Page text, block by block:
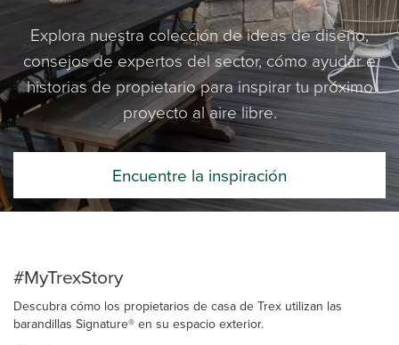
Explora nuestra colección de ideas de diseño,
consejos de expertos del sector, cómo ayudar e
historias de propietario para inspirar tu próximo
proyecto al aire libre.
Encuentre la inspiración
#MyTrexStory
Descubra cómo los propietarios de casa de Trex utilizan las
barandillas Signature® en su espacio exterior.